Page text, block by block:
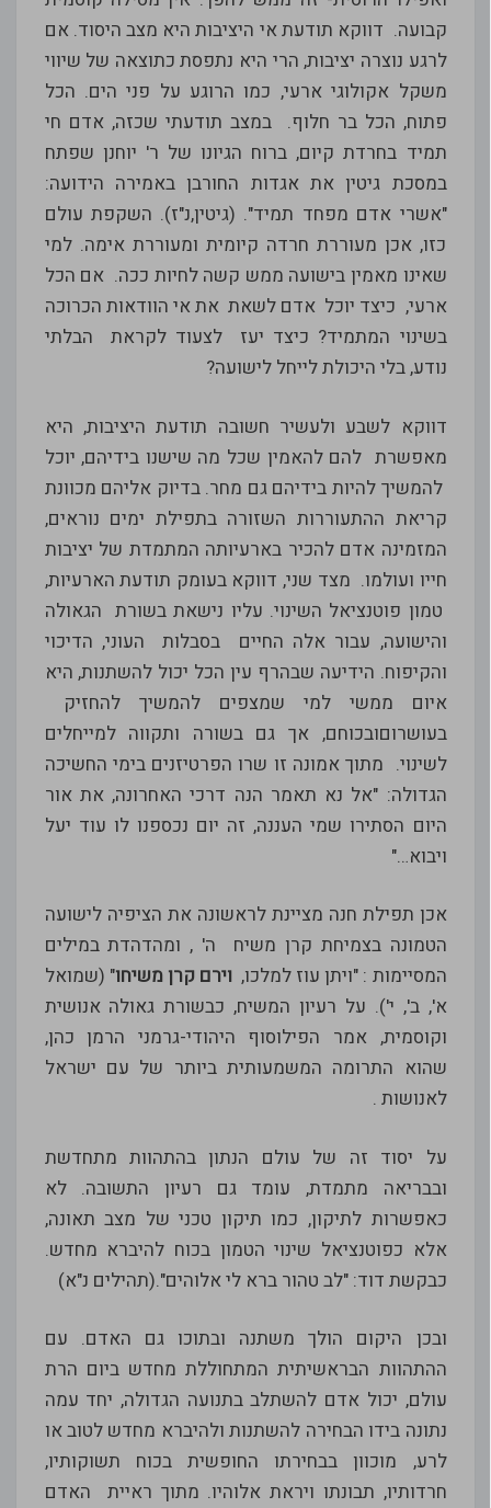
קבועה. דווקא תודעת אי היציבות היא מצב היסוד. אם
לרגע נוצרה יציבות, הרי היא נתפסת כתוצאה של שיווי
משקל אקולוגי ארעי, כמו הרוגע על פני הים. הכל
פתוח, הכל בר חלוף. במצב תודעתי שכזה, אדם חי
תמיד בחרדת קיום, ברוח הגיונו של ר' יוחנן שפתח
במסכת גיטין את אגדות החורבן באמירה הידועה:
"אשרי אדם מפחד תמיד". (גיטין,נ"ז). השקפת עולם
כזו, אכן מעוררת חרדה קיומית ומעוררת אימה. למי
שאינו מאמין בישועה ממש קשה לחיות ככה. אם הכל
ארעי, כיצד יוכל אדם לשאת את אי הוודאות הכרוכה
בשינוי המתמיד? כיצד יעז לצעוד לקראת הבלתי
נודע, בלי היכולת לייחל לישועה?
דווקא לשבע ולעשיר חשובה תודעת היציבות, היא
מאפשרת להם להאמין שכל מה שישנו בידיהם, יוכל
להמשיך להיות בידיהם גם מחר. בדיוק אליהם מכוונת
קריאת ההתעוררות השזורה בתפילת ימים נוראים,
המזמינה אדם להכיר בארעיותה המתמדת של יציבות
חייו ועולמו. מצד שני, דווקא בעומק תודעת הארעיות,
טמון פוטנציאל השינוי. עליו נישאת בשורת הגאולה
והישועה, עבור אלה החיים בסבלות העוני, הדיכוי
והקיפוח. הידיעה שבהרף עין הכל יכול להשתנות, היא
איום ממשי למי שמצפים להמשיך להחזיק
בעושרוםובכוחם, אך גם בשורה ותקווה למייחלים
לשינוי. מתוך אמונה זו שרו הפרטיזנים בימי החשיכה
הגדולה: "אל נא תאמר הנה דרכי האחרונה, את אור
היום הסתירו שמי העננה, זה יום נכספנו לו עוד יעל
ויבוא…"
אכן תפילת חנה מציינת לראשונה את הציפיה לישועה
הטמונה בצמיחת קרן משיח ה' , ומהדהדת במילים
המסיימות : "ויתן עוז למלכו, וירם קרן משיחו" (שמואל
א', ב', י'). על רעיון המשיח, כבשורת גאולה אנושית
וקוסמית, אמר הפילוסוף היהודי-גרמני הרמן כהן,
שהוא התרומה המשמעותית ביותר של עם ישראל
לאנושות .
על יסוד זה של עולם הנתון בהתהוות מתחדשת
ובבריאה מתמדת, עומד גם רעיון התשובה. לא
כאפשרות לתיקון, כמו תיקון טכני של מצב תאונה,
אלא כפוטנציאל שינוי הטמון בכוח להיברא מחדש.
כבקשת דוד: "לב טהור ברא לי אלוהים".(תהילים נ"א)
ובכן היקום הולך משתנה ובתוכו גם האדם. עם
ההתהוות הבראשיתית המתחוללת מחדש ביום הרת
עולם, יכול אדם להשתלב בתנועה הגדולה, יחד עמה
נתונה בידו הבחירה להשתנות ולהיברא מחדש לטוב או
לרע, מוכוון בבחירתו החופשית בכוח תשוקותיו,
חרדותיו, תבונתו ויראת אלוהיו. מתוך ראיית האדם